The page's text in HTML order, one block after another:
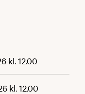
kl. 12.00
kl. 12.00